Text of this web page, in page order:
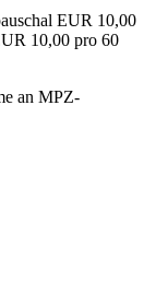
EUR 10,00
10,00 pro 60
an MPZ-